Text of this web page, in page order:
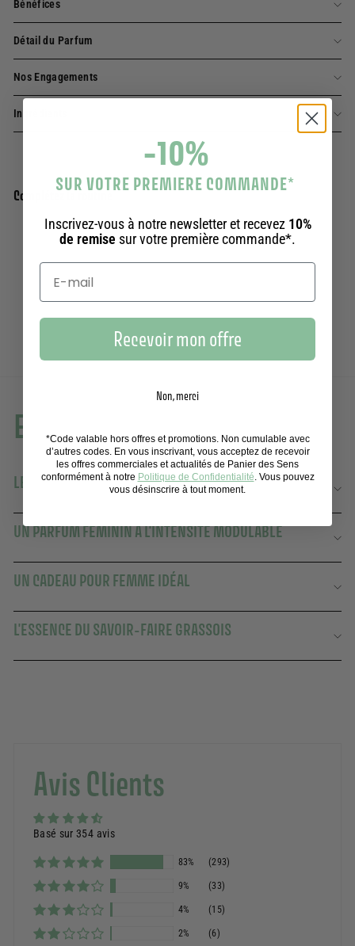
Bénéfices
Détail du Parfum
Nos Engagements
Ingrédients
Complétez la routine
Eau de toilette – Rose Envoûtante 50ml
354 avis
En savoir plus
LE PARFUM RACONTÉ PAR NOTRE MAITRE PARFUMEUR
UN PARFUM FÉMININ À L'INTENSITÉ MODULABLE
UN CADEAU POUR FEMME IDÉAL
L'ESSENCE DU SAVOIR-FAIRE GRASSOIS
Avis Clients
Basé sur 354 avis
83% (293)
9% (33)
4% (15)
2% (6)
-10%
SUR VOTRE PREMIERE COMMANDE*
Inscrivez-vous à notre newsletter et recevez 10%
de remise sur votre première commande*.
Recevoir mon offre
Non, merci
*Code valable hors offres et promotions. Non cumulable avec
d’autres codes. En vous inscrivant, vous acceptez de recevoir
les offres commerciales et actualités de Panier des Sens
conformément à notre Politique de Confidentialité. Vous pouvez
vous désinscrire à tout moment.